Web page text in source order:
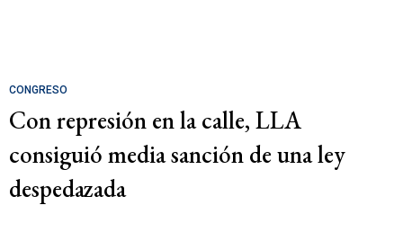
CONGRESO
Con represión en la calle, LLA
consiguió media sanción de una ley
despedazada